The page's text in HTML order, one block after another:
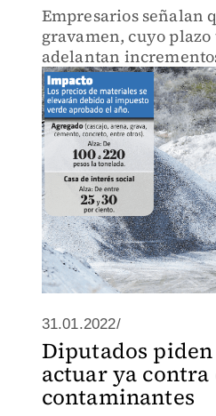
Empresarios señalan
gravamen, cuyo
adelantan
31.01.2022/
Diputados
actuar ya contra
contaminantes